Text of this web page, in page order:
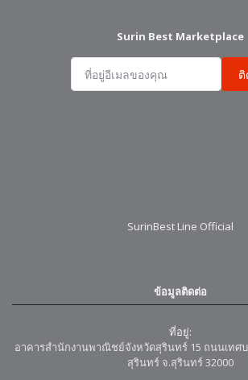
Surin Best Marketplace
SurinBest Line Official
ข้อมูลติดต่อ
ที่อยู่:
อาคารสำนักงานพาณิชย์จังหวัดสุรินทร์ 15 ถนนเทศบ
สุรินทร์ จ.สุรินทร์ 32000